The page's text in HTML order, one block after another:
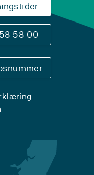
58 00